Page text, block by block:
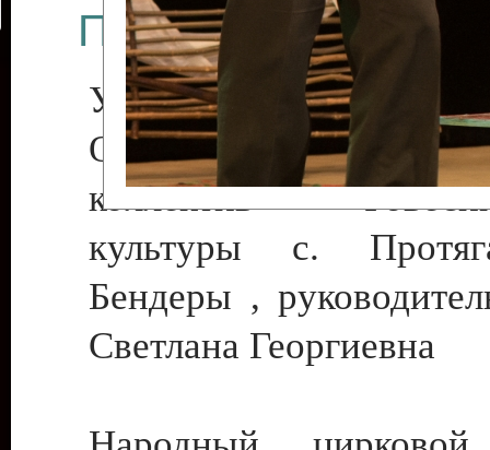
Приднестровского
Участники фестиваля:
Образцовый
коллектив
культуры с.
Бендеры ,
Светлана Георгиевна